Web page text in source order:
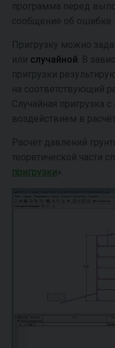
программа перед
сообщение об ошибке.
Пригрузку можно
или случайной . В
пригрузки
на соответствующий
Случайная пригрузка
воздействием в
Расчёт давлений
теоретической части
пригрузки ».